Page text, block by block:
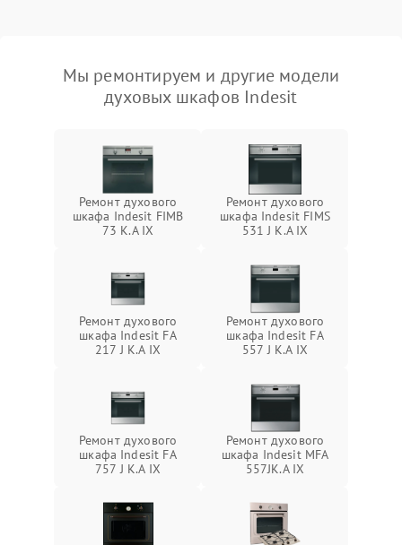
Мы ремонтируем и другие модели
духовых шкафов Indesit
Ремонт духового
шкафа Indesit FIMB
73 K.A IX
Ремонт духового
шкафа Indesit FIMS
531 J K.A IX
Ремонт духового
шкафа Indesit FA
217 J K.A IX
Ремонт духового
шкафа Indesit FA
557 J K.A IX
Ремонт духового
шкафа Indesit FA
757 J K.A IX
Ремонт духового
шкафа Indesit MFA
557JK.A IX